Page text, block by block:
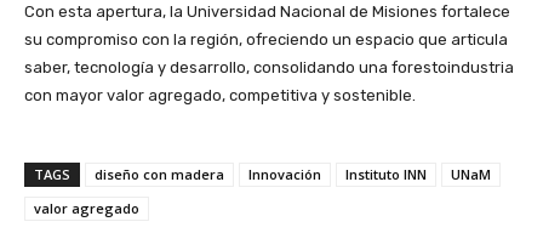
Con esta apertura, la Universidad Nacional de Misiones fortalece
su compromiso con la región, ofreciendo un espacio que articula
saber, tecnología y desarrollo, consolidando una forestoindustria
con mayor valor agregado, competitiva y sostenible.
TAGS diseño con madera Innovación Instituto INN
UNaM
valor agregado